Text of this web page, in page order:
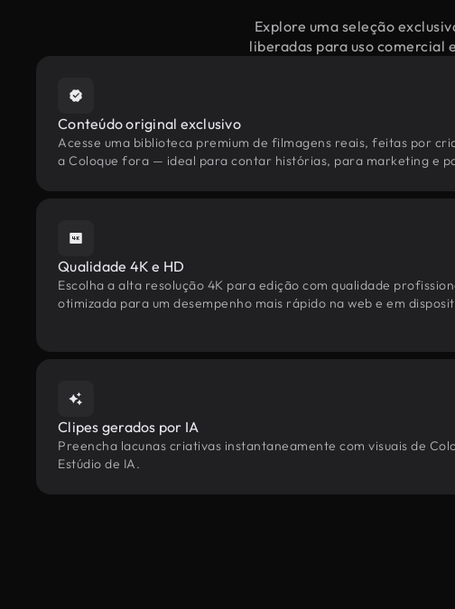
Explore uma seleção
liberadas para uso comercial
Conteúdo original exclusivo
Acesse uma biblioteca premium de filmagens reais, feitas por
a Coloque fora — ideal para contar histórias, para marketing e
Qualidade 4K e HD
Escolha a alta resolução 4K para edição com qualidade
otimizada para um desempenho mais rápido na web e em
Clipes gerados por IA
Preencha lacunas criativas instantaneamente com visuais de
Estúdio de IA.